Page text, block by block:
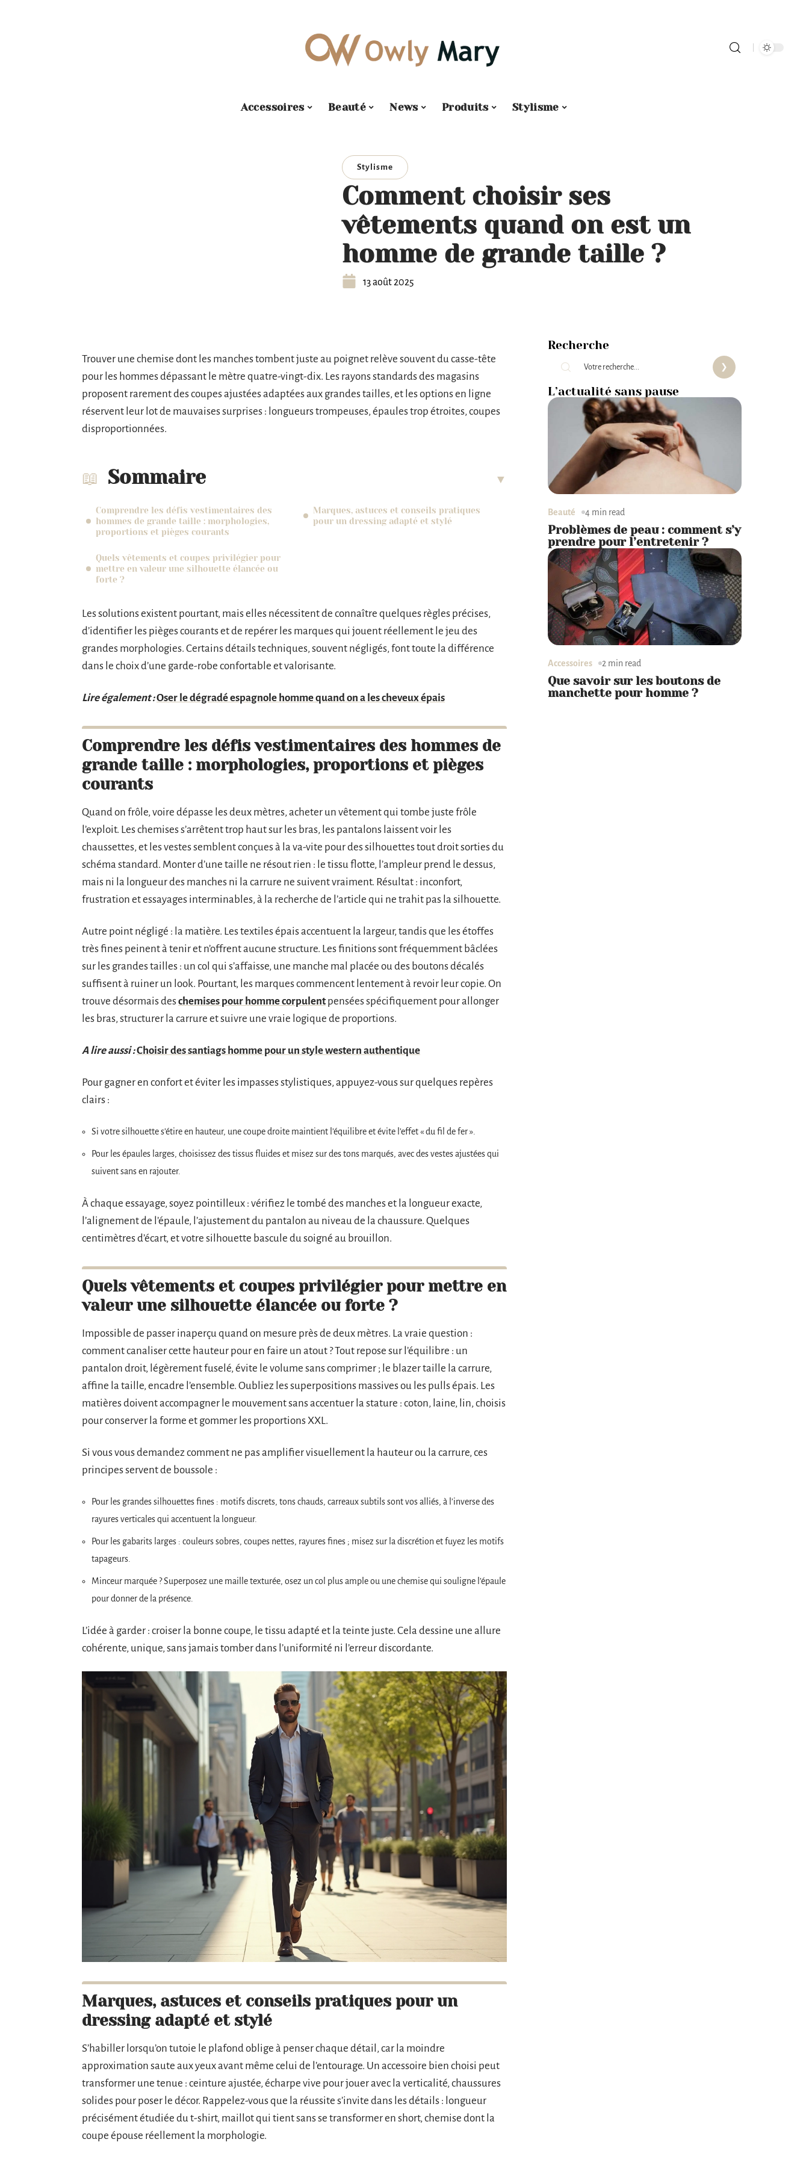
Accessoires Beauté News Produits Stylisme
Stylisme
Comment choisir ses
vêtements quand on est un
homme de grande taille ?
13 août 2025
Trouver une chemise dont les manches tombent juste au poignet relève souvent du casse-tête
pour les hommes dépassant le mètre quatre-vingt-dix. Les rayons standards des magasins
proposent rarement des coupes ajustées adaptées aux grandes tailles, et les options en ligne
réservent leur lot de mauvaises surprises : longueurs trompeuses, épaules trop étroites, coupes
disproportionnées.
Sommaire
Comprendre les défis vestimentaires des
hommes de grande taille : morphologies,
proportions et pièges courants
Quels vêtements et coupes privilégier pour
mettre en valeur une silhouette élancée ou
forte ?
Marques, astuces et conseils pratiques
pour un dressing adapté et stylé
Les solutions existent pourtant, mais elles nécessitent de connaître quelques règles précises,
d’identifier les pièges courants et de repérer les marques qui jouent réellement le jeu des
grandes morphologies. Certains détails techniques, souvent négligés, font toute la différence
dans le choix d’une garde-robe confortable et valorisante.
Lire également :Oser le dégradé espagnole homme quand on a les cheveux épais
Comprendre les défis vestimentaires des hommes de
grande taille : morphologies, proportions et pièges
courants
Quand on frôle, voire dépasse les deux mètres, acheter un vêtement qui tombe juste frôle
l’exploit. Les chemises s’arrêtent trop haut sur les bras, les pantalons laissent voir les
chaussettes, et les vestes semblent conçues à la va-vite pour des silhouettes tout droit sorties du
schéma standard. Monter d’une taille ne résout rien : le tissu flotte, l’ampleur prend le dessus,
mais ni la longueur des manches ni la carrure ne suivent vraiment. Résultat : inconfort,
frustration et essayages interminables, à la recherche de l’article qui ne trahit pas la silhouette.
Autre point négligé : la matière. Les textiles épais accentuent la largeur, tandis que les étoffes
très fines peinent à tenir et n’offrent aucune structure. Les finitions sont fréquemment bâclées
sur les grandes tailles : un col qui s’affaisse, une manche mal placée ou des boutons décalés
suffisent à ruiner un look. Pourtant, les marques commencent lentement à revoir leur copie. On
trouve désormais deschemises pour homme corpulentpensées spécifiquement pour allonger
les bras, structurer la carrure et suivre une vraie logique de proportions.
A lire aussi :Choisir des santiags homme pour un style western authentique
Pour gagner en confort et éviter les impasses stylistiques, appuyez-vous sur quelques repères
clairs :
Si votre silhouette s’étire en hauteur, une coupe droite maintient l’équilibre et évite l’effet « du fil de fer ».
Pour les épaules larges, choisissez des tissus fluides et misez sur des tons marqués, avec des vestes ajustées qui
suivent sans en rajouter.
À chaque essayage, soyez pointilleux : vérifiez le tombé des manches et la longueur exacte,
l’alignement de l’épaule, l’ajustement du pantalon au niveau de la chaussure. Quelques
centimètres d’écart, et votre silhouette bascule du soigné au brouillon.
Quels vêtements et coupes privilégier pour mettre en
valeur une silhouette élancée ou forte ?
Impossible de passer inaperçu quand on mesure près de deux mètres. La vraie question :
comment canaliser cette hauteur pour en faire un atout ? Tout repose sur l’équilibre : un
pantalon droit, légèrement fuselé, évite le volume sans comprimer ; le blazer taille la carrure,
affine la taille, encadre l’ensemble. Oubliez les superpositions massives ou les pulls épais. Les
matières doivent accompagner le mouvement sans accentuer la stature : coton, laine, lin, choisis
pour conserver la forme et gommer les proportions XXL.
Si vous vous demandez comment ne pas amplifier visuellement la hauteur ou la carrure, ces
principes servent de boussole :
Pour les grandes silhouettes fines : motifs discrets, tons chauds, carreaux subtils sont vos alliés, à l’inverse des
rayures verticales qui accentuent la longueur.
Pour les gabarits larges : couleurs sobres, coupes nettes, rayures fines ; misez sur la discrétion et fuyez les motifs
tapageurs.
Minceur marquée ? Superposez une maille texturée, osez un col plus ample ou une chemise qui souligne l’épaule
pour donner de la présence.
L’idée à garder : croiser la bonne coupe, le tissu adapté et la teinte juste. Cela dessine une allure
cohérente, unique, sans jamais tomber dans l’uniformité ni l’erreur discordante.
Marques, astuces et conseils pratiques pour un
dressing adapté et stylé
S’habiller lorsqu’on tutoie le plafond oblige à penser chaque détail, car la moindre
approximation saute aux yeux avant même celui de l’entourage. Un accessoire bien choisi peut
transformer une tenue : ceinture ajustée, écharpe vive pour jouer avec la verticalité, chaussures
solides pour poser le décor. Rappelez-vous que la réussite s’invite dans les détails : longueur
précisément étudiée du t-shirt, maillot qui tient sans se transformer en short, chemise dont la
coupe épouse réellement la morphologie.
Recherche
L’actualité sans pause
Beauté 4 min read
Problèmes de peau : comment s’y
prendre pour l’entretenir ?
Accessoires 2 min read
Que savoir sur les boutons de
manchette pour homme ?